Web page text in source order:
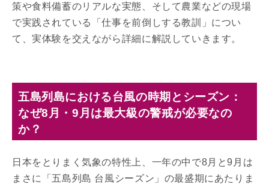
策や食料備蓄のリアルな実態、そして農業などの現場
で実践されている「仕事を前倒しする教訓」につい
て、実体験を交えながら詳細に解説していきます。
五島列島における台風の時期とシーズン：
なぜ8月・9月は最大級の警戒が必要なの
か？
日本をとりまく気象の特性上、一年の中で8月と9月は
まさに「五島列島 台風シーズン」の最盛期にあたりま